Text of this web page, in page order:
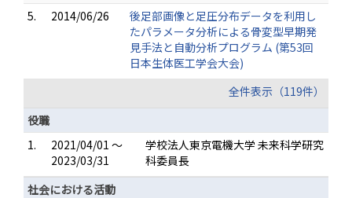
5.
2014/06/26
後足部画像と足圧分布データを利用し
たパラメータ分析による骨変型早期発
見手法と自動分析プログラム (第53回
日本生体医工学会大会)
全件表示（119件）
役職
1.
2021/04/01 ～
2023/03/31
学校法人東京電機大学 未来科学研究
科委員長
社会における活動